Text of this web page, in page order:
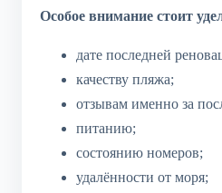
Особое внимание стоит
дате последней
качеству пляжа;
отзывам именно за
питанию;
состоянию номеров;
удалённости от моря;